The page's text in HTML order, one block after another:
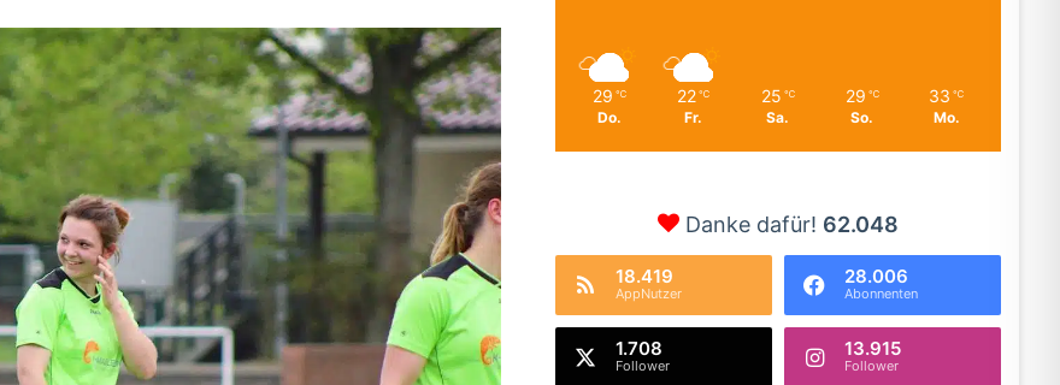
29 ℃
Do.
22 ℃
Fr.
25 ℃
Sa.
29 ℃
So.
33 ℃
Mo.
Danke dafür! 62.048
18.419
AppNutzer
28.006
Abonnenten
1.708
Follower
13.915
Follower